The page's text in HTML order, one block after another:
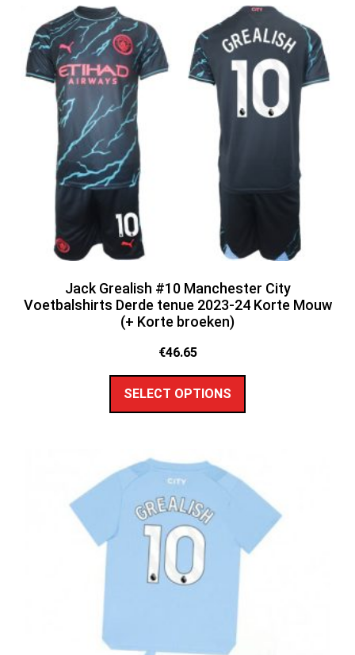
Jack Grealish #10 Manchester City
Voetbalshirts Derde tenue 2023-24 Korte Mouw
(+ Korte broeken)
€46.65
SELECT OPTIONS